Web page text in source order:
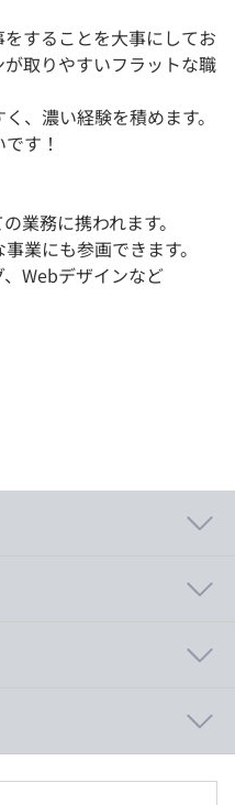
することを大事にしてお
取りやすいフラットな職
、濃い経験を積めます。
す！
業務に携われます。
業にも参画できます。
Webデザインなど
進めていきます。
います。
月の間に自分がどんなタ
した上で次月の確認をし
り決定いたします